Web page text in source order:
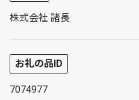
株式会社 諸長
お礼の品ID
7074977